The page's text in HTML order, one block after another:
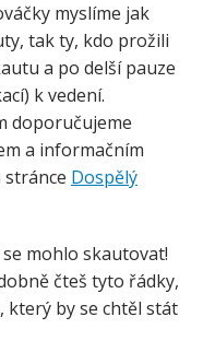
myslíme jak
tak ty, kdo prožili
a po delší pauze
k vedení.
doporučujeme
a informačním
stránce Dospělý
mohlo skautovat!
čteš tyto řádky,
který by se chtěl stát